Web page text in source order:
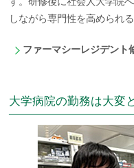
しながら専門性を高められ
ファーマシーレジデント
大学病院の勤務は大変